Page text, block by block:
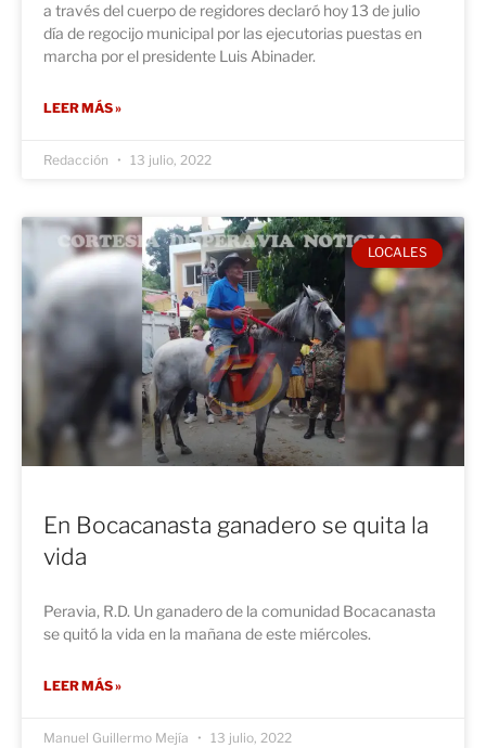
a través del cuerpo de regidores declaró hoy 13 de julio
día de regocijo municipal por las ejecutorias puestas en
marcha por el presidente Luis Abinader.
LEER MÁS »
Redacción 13 julio, 2022
LOCALES
En Bocacanasta ganadero se quita la
vida
Peravia, R.D. Un ganadero de la comunidad Bocacanasta
se quitó la vida en la mañana de este miércoles.
LEER MÁS »
Manuel Guillermo Mejía 13 julio, 2022